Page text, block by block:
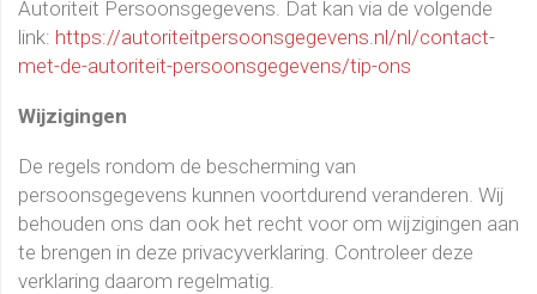
Autoriteit Persoonsgegevens. Dat kan via de volgende
link: https://autoriteitpersoonsgegevens.nl/nl/contact-
met-de-autoriteit-persoonsgegevens/tip-ons
Wijzigingen
De regels rondom de bescherming van
persoonsgegevens kunnen voortdurend veranderen. Wij
behouden ons dan ook het recht voor om wijzigingen aan
te brengen in deze privacyverklaring. Controleer deze
verklaring daarom regelmatig.